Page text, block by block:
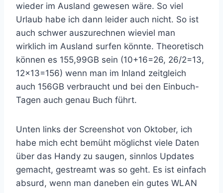
wieder im Ausland gewesen wäre. So viel
Urlaub habe ich dann leider auch nicht. So ist
auch schwer auszurechnen wieviel man
wirklich im Ausland surfen könnte. Theoretisch
können es 155,99GB sein (10+16=26, 26/2=13,
12×13=156) wenn man im Inland zeitgleich
auch 156GB verbraucht und bei den Einbuch-
Tagen auch genau Buch führt.
Unten links der Screenshot von Oktober, ich
habe mich echt bemüht möglichst viele Daten
über das Handy zu saugen, sinnlos Updates
gemacht, gestreamt was so geht. Es ist einfach
absurd, wenn man daneben ein gutes WLAN